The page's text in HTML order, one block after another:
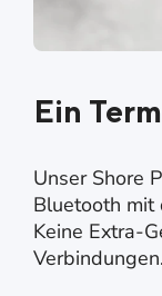
Ein
Unser Shore
Bluetooth mit
Keine Extra-
Verbindungen.